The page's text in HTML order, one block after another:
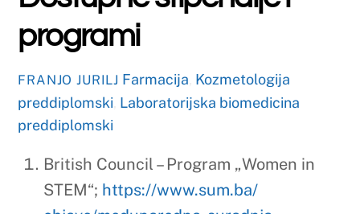
OŽUJAK
4
2026
Farmaceutski fakultet
Sveučilišta u Mostaru
sudjelovao na